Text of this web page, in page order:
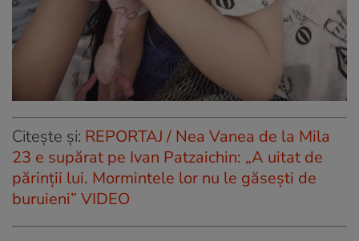
Citește și: REPORTAJ / Nea Vanea de la Mila
23 e supărat pe Ivan Patzaichin: „A uitat de
părinții lui. Mormintele lor nu le găsești de
buruieni” VIDEO